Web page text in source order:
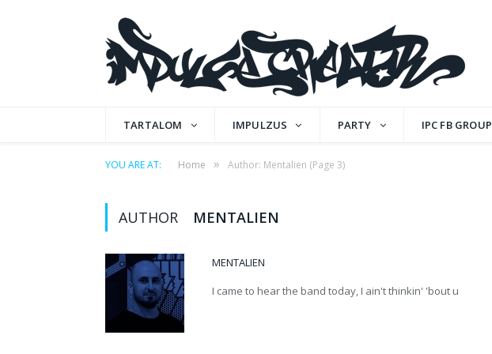
TARTALOM IMPULZUS PARTY IPC FB GROUP
YOU ARE AT: Home » Author: Mentalien (Page 3)
AUTHOR MENTALIEN
MENTALIEN
I came to hear the band today, I ain't thinkin' 'bout u